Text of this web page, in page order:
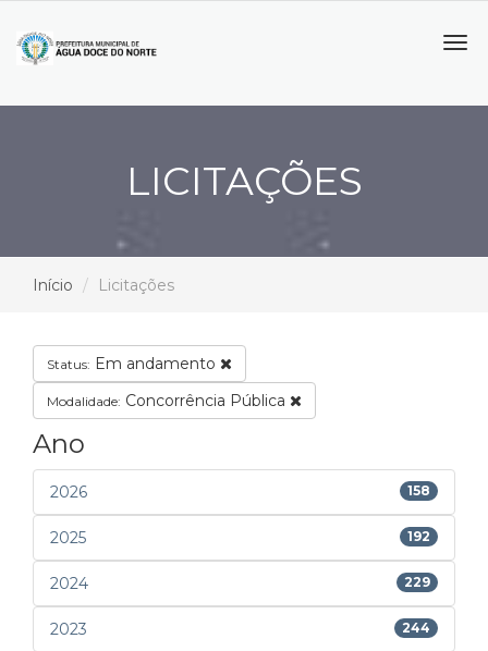
LICITAÇÕES
Início Licitações
Status: Em andamento
Modalidade: Concorrência Pública
Ano
2026 158
2025 192
2024 229
2023 244